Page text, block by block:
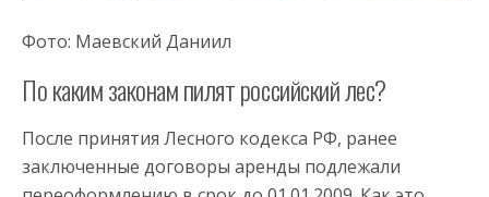
Фото: Маевский Даниил
По каким законам пилят российский лес?
После принятия Лесного кодекса РФ, ранее
заключенные договоры аренды подлежали